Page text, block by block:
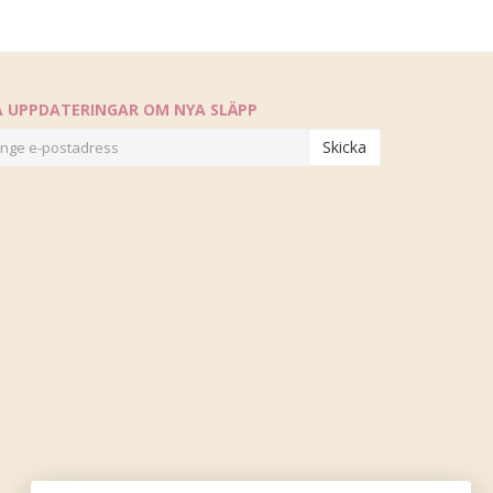
UPPDATERINGAR OM NYA SLÄPP
Skicka